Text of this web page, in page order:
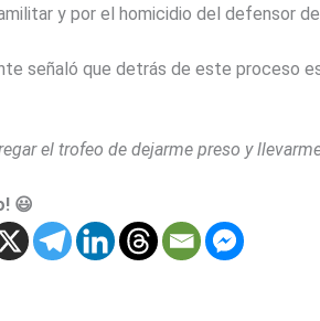
y por el homicidio del defensor
señaló que detrás de este proceso
el trofeo de dejarme preso y
😃